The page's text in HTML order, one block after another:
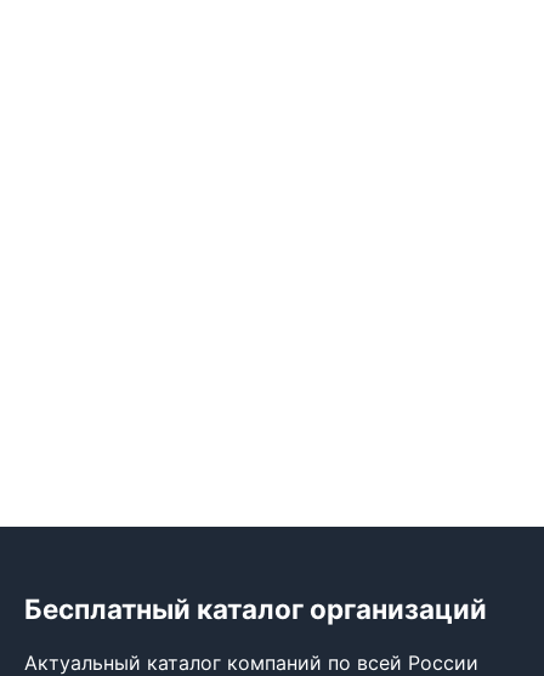
Бесплатный каталог организаций
Актуальный каталог компаний по всей России